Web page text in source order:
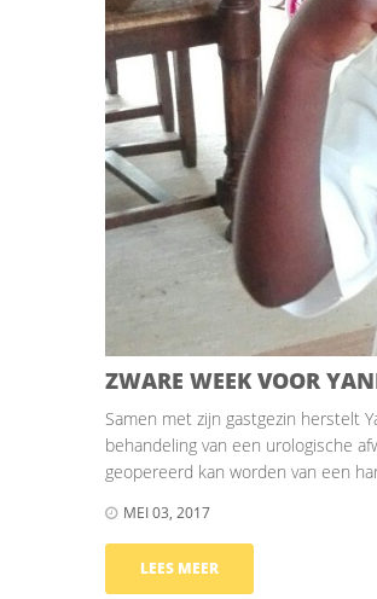
ZWARE WEEK VOOR
Samen met zijn gastgezin herstelt
behandeling van een urologische
geopereerd kan worden van een
MEI 03, 2017
LEES MEER